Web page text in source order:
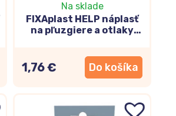
Na sklade
FIXAplast HELP náplasť
na pľuzgiere a otlaky
1,76 € Do košíka